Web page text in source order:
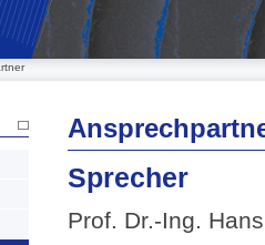
Sprecher
Prof. Dr.-Ing.